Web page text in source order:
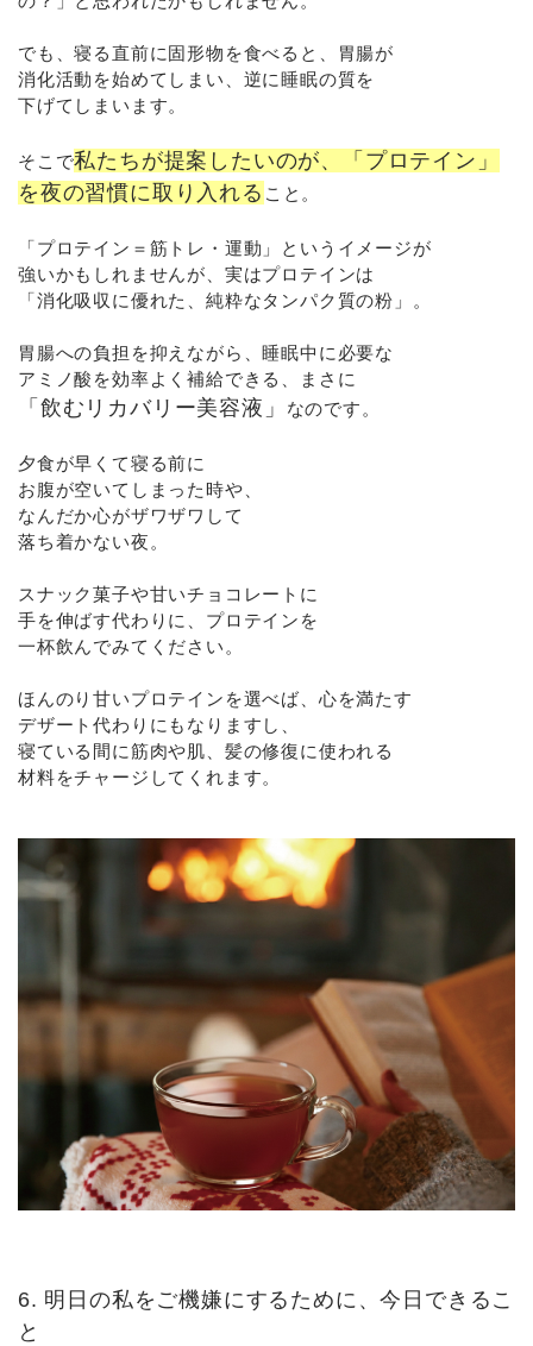
でも、寝る直前に固形物を食べると、胃腸が
消化活動を始めてしまい、逆に睡眠の質を
下げてしまいます。
そこで私たちが提案したいのが、「プロテイン」
を夜の習慣に取り入れる こと。
「プロテイン＝筋トレ・運動」というイメージが
強いかもしれませんが、実はプロテインは
「消化吸収に優れた、純粋なタンパク質の粉」。
胃腸への負担を抑えながら、睡眠中に必要な
アミノ酸を効率よく補給できる、まさに
「飲むリカバリー美容液」 なのです。
夕食が早くて寝る前に
お腹が空いてしまった時や、
なんだか心がザワザワして
落ち着かない夜。
スナック菓子や甘いチョコレートに
手を伸ばす代わりに、プロテインを
一杯飲んでみてください。
ほんのり甘いプロテインを選べば、心を満たす
デザート代わりにもなりますし、
寝ている間に筋肉や肌、髪の修復に使われる
材料をチャージしてくれます。
6. 明日の私をご機嫌にするために、今日できるこ
と